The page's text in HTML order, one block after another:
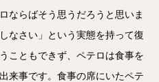
ならばそう思うだろうと思いま
なさい」という実態を持って復
こともできず、ペテロは食事を
来事です。食事の席にいたペテ